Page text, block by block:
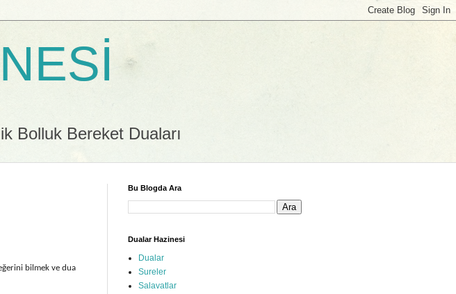
Bolluk Bereket Duaları
bilmek ve dua
Bu Blogda Ara
Dualar Hazinesi
Dualar
Sureler
Salavatlar